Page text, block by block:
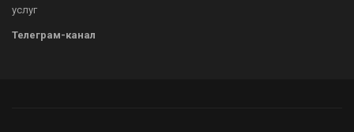
услуг
Телеграм-канал